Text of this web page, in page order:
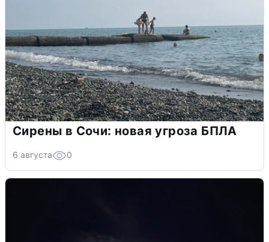
Сирены в Сочи: новая угроза БПЛА
6 августа 0